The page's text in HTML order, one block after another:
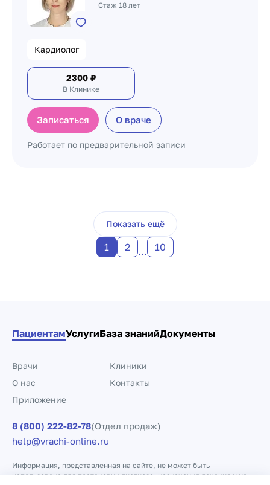
Стаж 18 лет
Кардиолог
2300 ₽
В Клинике
Записаться О враче
Работает по предварительной записи
Пагинация по
Показать ещё
1 2 ... 10
ПациентамУслугиБаза знанийДокументы
Врачи
Клиники
О нас
Контакты
Приложение
8 (800) 222-82-78(Отдел продаж)
help@vrachi-online.ru
Информация, представленная на сайте, не может быть
использована для постановки диагноза, назначения лечения и не